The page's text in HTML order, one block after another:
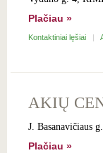
Plačiau »
Kontaktiniai lęšiai
AKIŲ
J. Basanavičiaus
Plačiau »